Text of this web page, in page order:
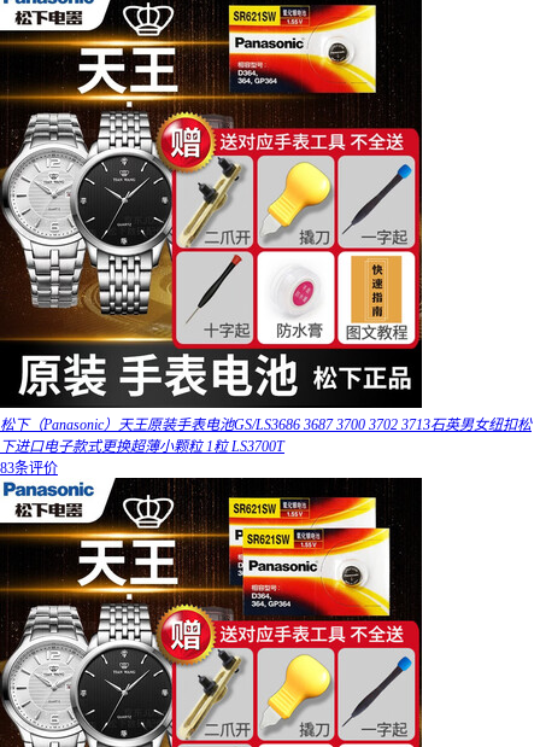
松下（Panasonic）天王原装手表电池GS/LS3686 3687 3700 3702 3713石英男女纽扣松
下进口电子款式更换超薄小颗粒 1粒 LS3700T
83条评价